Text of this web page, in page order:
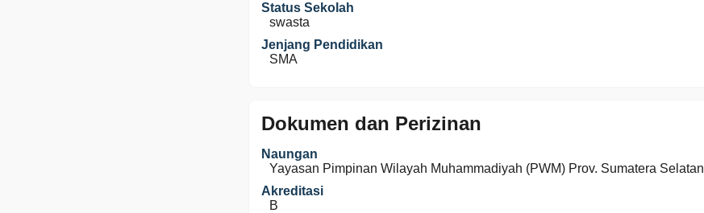
Status Sekolah
swasta
Jenjang Pendidikan
SMA
Dokumen dan Perizinan
Naungan
Yayasan Pimpinan Wilayah Muhammadiyah (PWM) Prov. Sumatera Selatan
Akreditasi
B